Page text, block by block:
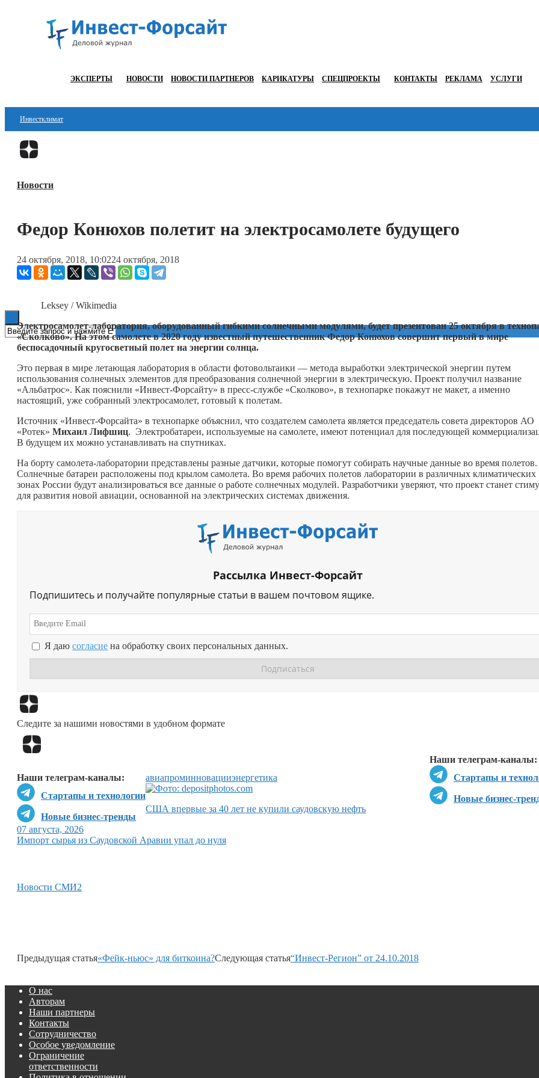
ЭКСПЕРТЫ НОВОСТИ НОВОСТИ ПАРТНЕРОВ КАРИКАТУРЫ СПЕЦПРОЕКТЫ КОНТАКТЫ РЕКЛАМА УСЛУГИ
Инвестклимат
Финансы
Блокчейн
Технологии
ESG
Новости
Федор Конюхов полетит на электросамолете будущего
24 октября, 2018, 10:0224 октября, 2018
Leksey / Wikimedia
Электросамолет-лаборатория, оборудованный гибкими солнечными модулями, будет презентован 25 октября в
«Сколково». На этом самолете в 2020 году известный путешественник Федор Конюхов совершит первый в мире
беспосадочный кругосветный полет на энергии солнца.
Это первая в мире летающая лаборатория в области фотовольтаики — метода выработки электрической энергии путем
использования солнечных элементов для преобразования солнечной энергии в электрическую. Проект получил название
«Альбатрос». Как пояснили «Инвест-Форсайту» в пресс-службе «Сколково», в технопарке покажут не макет, а именно
настоящий, уже собранный электросамолет, готовый к полетам.
Источник «Инвест-Форсайта» в технопарке объяснил, что создателем самолета является председатель совета директоров АО
«Ротек» Михаил Лифшиц. Электробатареи, используемые на самолете, имеют потенциал для последующей
В будущем их можно устанавливать на спутниках.
На борту самолета-лаборатории представлены разные датчики, которые помогут собирать научные данные во время полетов.
Солнечные батареи расположены под крылом самолета. Во время рабочих полетов лаборатории в различных климатических
зонах России будут анализироваться все данные о работе солнечных модулей. Разработчики уверяют, что проект станет
для развития новой авиации, основанной на электрических системах движения.
Рассылка Инвест-Форсайт
Подпишитесь и получайте популярные статьи в вашем почтовом ящике.
Я даю согласие на обработку своих персональных данных.
Следите за нашими новостями в удобном формате
Наши телеграм-каналы:
Стартапы и
Новые бизнес-
Наши телеграм-каналы:
Стартапы и технологии
Новые бизнес-тренды
авиапроминновацииэнергетика
США впервые за 40 лет не купили саудовскую нефть
07 августа, 2026
Импорт сырья из Саудовской Аравии упал до нуля
Новости СМИ2
Предыдущая статья«Фейк-ньюс» для биткоина?Следующая статья“Инвест-Регион” от 24.10.2018
О нас
Авторам
Наши партнеры
Контакты
Сотрудничество
Особое уведомление
Ограничение
ответственности